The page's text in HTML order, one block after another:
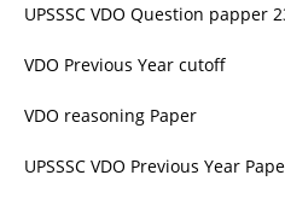
UPSSSC VDO Question papper
VDO Previous Year cutoff
VDO reasoning Paper
UPSSSC VDO Previous Year